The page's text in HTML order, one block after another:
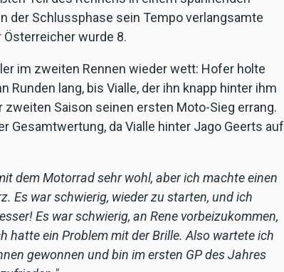
der Schlussphase sein Tempo verlangsamte
Österreicher wurde 8.
im zweiten Rennen wieder wett: Hofer holte
lang, bis Vialle, der ihn knapp hinter ihm
Saison seinen ersten Moto-Sieg errang.
Gesamtwertung, da Vialle hinter Jago Geerts auf
dem Motorrad sehr wohl, aber ich machte einen
Es war schwierig, wieder zu starten, und ich
Es war schwierig, an Rene vorbeizukommen,
hatte ein Problem mit der Brille. Also wartete ich
gewonnen und bin im ersten GP des Jahres